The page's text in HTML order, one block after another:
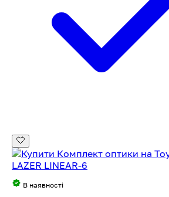
В наявності